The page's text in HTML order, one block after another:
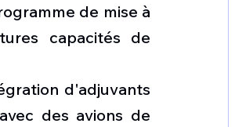
de mise à
capacités de
d'adjuvants
des avions de